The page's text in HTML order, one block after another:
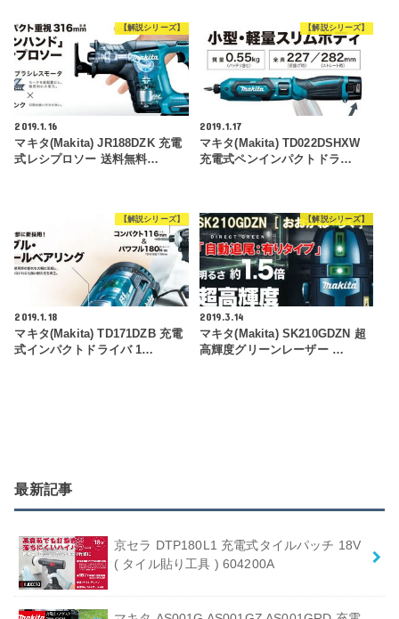
【解説シリーズ】
2019.1.16
マキタ(makita) JR188DZK 充電
式レシプロソー 送料無料…
【解説シリーズ】
2019.1.17
マキタ(makita) TD022DSHXW
充電式ペンインパクトドラ…
【解説シリーズ】
2019.1.18
マキタ(makita) TD171DZB 充電
式インパクトドライバ 1…
【解説シリーズ】
2019.3.14
マキタ(makita) SK210GDZN 超
高輝度グリーンレーザー …
最新記事
京セラ DTP180L1 充電式タイルパッチ 18V
( タイル貼り工具 ) 604200A